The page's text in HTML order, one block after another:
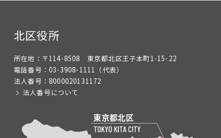
北区役所
所在地： 〒114-8508 東京都北区王子本町1-15-22
電話番号： 03-3908-1111 （代表）
法人番号： 8000020131172
法人番号について